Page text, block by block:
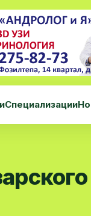
Специализации